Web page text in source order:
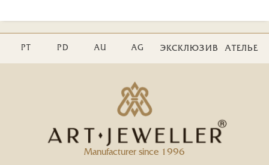
PT PD AU AG ЭКСКЛЮЗИВ АТЕЛЬЕ
Manufacturer since 1996